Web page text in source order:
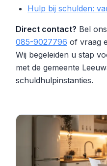
Hulp bij schulden:
Direct contact? Bel
085-9027796 of vraag
Wij begeleiden u stap
met de gemeente
schuldhulpinstanties.